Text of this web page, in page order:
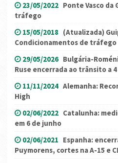
23/05/2022 Ponte Vasco da
tráfego
15/05/2018 (Atualizada)
Condicionamentos de tráfego
29/05/2026 Bulgária-
Ruse encerrada ao trânsito a
11/11/2024 Alemanha:
High
02/06/2022 Catalunha:
em 6 de junho
02/06/2021 Espanha:
Puymorens, cortes na A-15 e